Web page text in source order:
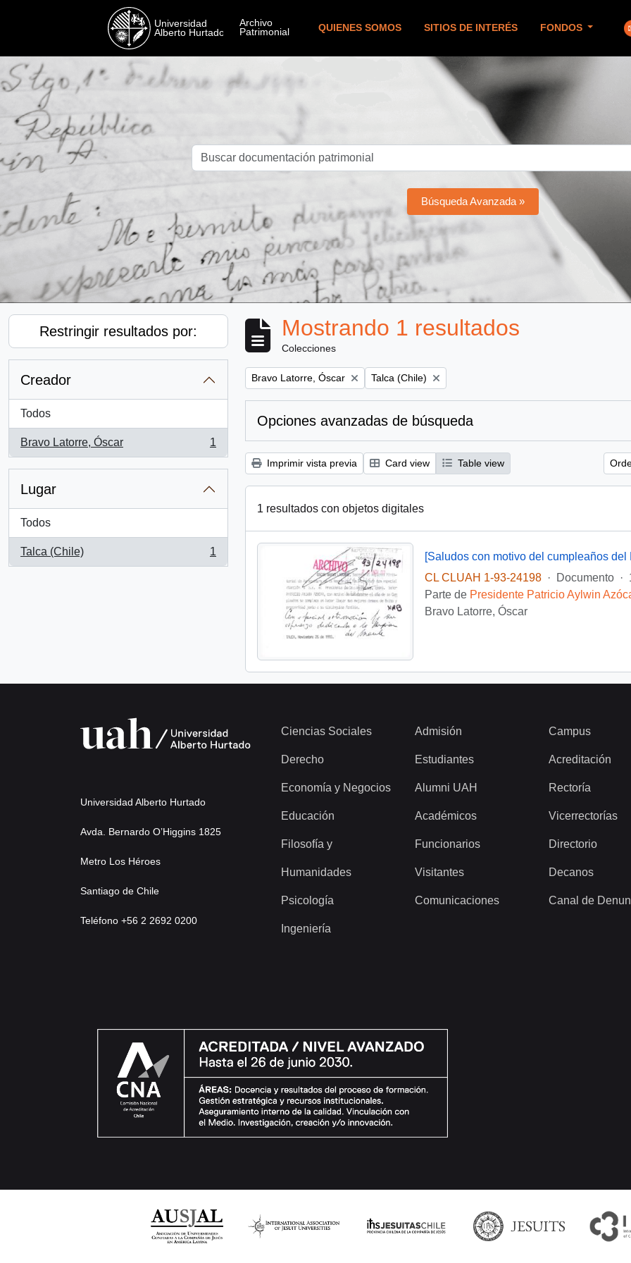
QUIENES SOMOS SITIOS DE INTERÉS FONDOS
Búsqueda Avanzada »
Restringir resultados por:
Creador
Todos
Bravo Latorre, Óscar
, 1 resultados
1
Lugar
Todos
Talca (Chile)
, 1 resultados
1
Mostrando 1 resultados
Colecciones
Remove filter:
Bravo Latorre, Óscar Remove filter:
Talca (Chile)
Opciones avanzadas de búsqueda
Imprimir vista previa Card view Table view
1 resultados con objetos digitales
[Saludos con motivo del cumpleaños del
CL CLUAH 1-93-24198
· Documento ·
Parte de Presidente Patricio Aylwin
Bravo Latorre, Óscar
Universidad Alberto Hurtado
Avda. Bernardo O’Higgins 1825
Metro Los Héroes
Santiago de Chile
Teléfono +56 2 2692 0200
Ciencias Sociales
Derecho
Economía y Negocios
Educación
Filosofía y
Humanidades
Psicología
Ingeniería
Admisión
Estudiantes
Alumni UAH
Académicos
Funcionarios
Visitantes
Comunicaciones
Campus
Acreditación
Rectoría
Vicerrectorías
Directorio
Decanos
Canal de